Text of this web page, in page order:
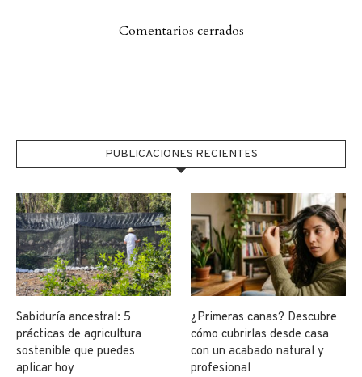
Comentarios cerrados
PUBLICACIONES RECIENTES
Sabiduría ancestral: 5
prácticas de agricultura
sostenible que puedes
aplicar hoy
¿Primeras canas? Descubre
cómo cubrirlas desde casa
con un acabado natural y
profesional